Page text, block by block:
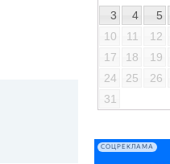
3
4 5
10
11 12
17
18 19
24
25 26
31
СОЦРЕКЛАМА